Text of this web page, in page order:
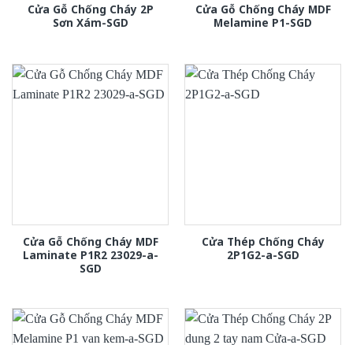
Cửa Gỗ Chống Cháy 2P
Sơn Xám-SGD
Cửa Gỗ Chống Cháy MDF
Melamine P1-SGD
Cửa Gỗ Chống Cháy MDF
Laminate P1R2 23029-a-
SGD
Cửa Thép Chống Cháy
2P1G2-a-SGD